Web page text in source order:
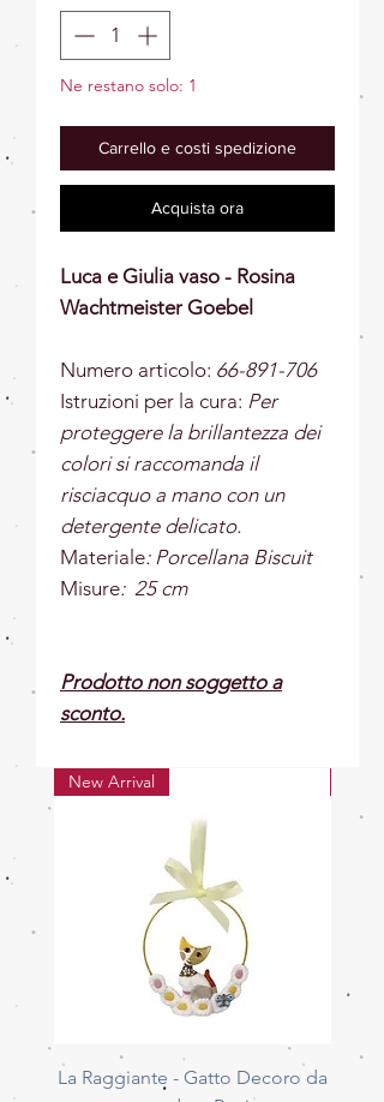
Ne restano solo: 1
Carrello e costi spedizione
Acquista ora
Luca e Giulia vaso - Rosina
Wachtmeister Goebel
Numero articolo: 66-891-706
Istruzioni per la cura: Per
proteggere la brillantezza dei
colori si raccomanda il
risciacquo a mano con un
detergente delicato.
Materiale: Porcellana Biscuit
Misure: 25 cm
Prodotto non soggetto a
sconto.
New Arrival
La Raggiante - Gatto Decoro da